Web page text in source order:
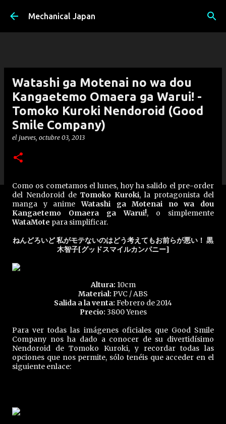
Ir al contenido principal
Mechanical Japan
Watashi ga Motenai no wa dou
Kangaetemo Omaera ga Warui! -
Tomoko Kuroki Nendoroid (Good
Smile Company)
el jueves, octubre 03, 2013
Como os cometamos el lunes, hoy ha salido el pre-order
del Nendoroid de Tomoko Kuroki, la protagonista del
manga y animeWatashi ga Motenai no wa dou
Kangaetemo Omaera ga Warui!, o simplemente
WataMote para simplificar.
ねんどろいど 私がモテないのはどう考えてもお前らが悪い！ 黒
木智子[グッドスマイルカンパニー]
Altura: 10cm
Material: PVC / ABS
Salida a la venta: Febrero de 2014
Precio: 3800 Yenes
Para ver todas las imágenes oficiales que Good Smile
Company nos ha dado a conocer de su divertidísimo
Nendoroid de Tomoko Kuroki, y recordar todas las
opciones que nos permite, sólo tenéis que acceder en el
siguiente enlace: